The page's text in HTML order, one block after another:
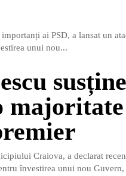
ai PSD, a lansat un
unui nou...
Craiova, a declarat
învestirea unui nou